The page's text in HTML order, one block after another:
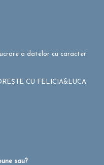
a datelor cu caracter
CU FELICIA&LUCA
sau?